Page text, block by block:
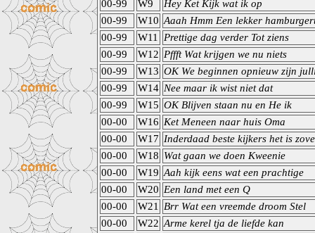
00-99
W9
Hey Ket Kijk wat ik op
00-99
W10 Aaah Hmm Een lekker
00-99
W11
Prettige dag verder Tot ziens
00-99
W12 Pffft Wat krijgen we nu niets
00-99
W13 OK We beginnen opnieuw zijn
00-99
W14 Nee maar ik wist niet dat
00-99
W15 OK Blijven staan nu en He ik
00-00
W16 Ket Meneen naar huis Oma
00-00
W17 Inderdaad beste kijkers het is
00-00
W18 Wat gaan we doen Kweenie
00-00
W19 Aah kijk eens wat een prachtige
00-00
W20 Een land met een Q
00-00
W21
Brr Wat een vreemde droom Stel
00-00
W22 Arme kerel tja de liefde kan